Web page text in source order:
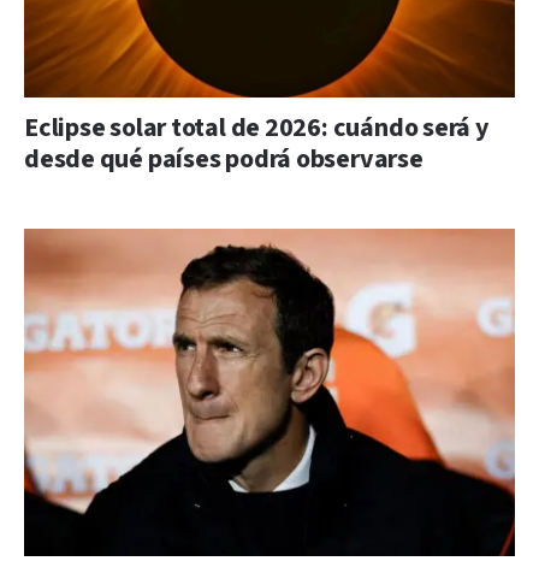
Eclipse solar total de 2026: cuándo será y
desde qué países podrá observarse